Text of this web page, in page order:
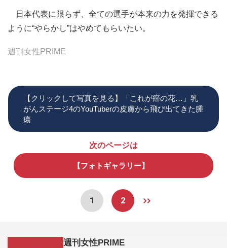
日本代表に限らず、全ての選手が本来の力を発揮できる
ように“やらかし”はやめてもらいたい。
週刊女性PRIME
【クリックして写真を見る】「これが癌の花…」乳
がんステージ4のYouTuberの皮膚から飛び出てきた腫
瘍
次のページは
【フォトギャラリー】
1 2
週刊女性PRIME